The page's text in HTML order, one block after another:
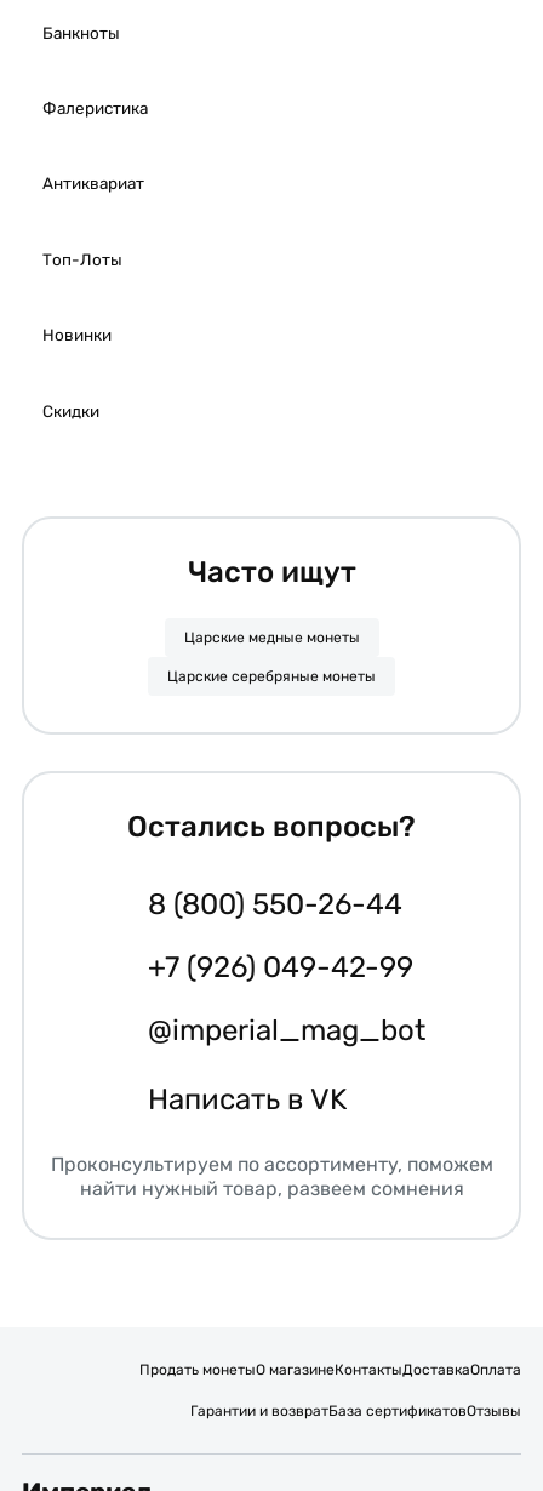
Банкноты
Фалеристика
Антиквариат
Топ-Лоты
Новинки
Скидки
Часто ищут
Царские медные монеты
Царские серебряные монеты
Остались вопросы?
8 (800) 550-26-44
+7 (926) 049-42-99
@imperial_mag_bot
Написать в VK
Проконсультируем по ассортименту, поможем
найти нужный товар, развеем сомнения
Продать монетыО магазинеКонтактыДоставкаОплата
Гарантии и возвратБаза сертификатовОтзывы